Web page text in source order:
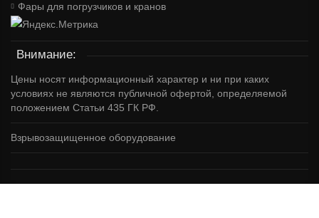
Фары для погрузчиков и кранов
Внимание:
Цены носят информационный характер и ни при каких
условиях не являются публичной офертой, определяемой
положением Статьи 435 ГК РФ.
Взрывозащищенное оборудование